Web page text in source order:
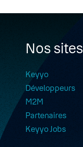
Nos sites
Keyyo
Développeurs
M2M
Partenaires
Keyyo Jobs